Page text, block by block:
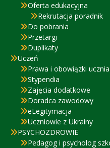
Oferta edukacyjna
Rekrutacja poradnik
Do pobrania
Przetargi
Duplikaty
Uczeń
Prawa i obowiązki ucznia
Stypendia
Zajęcia dodatkowe
Doradca zawodowy
eLegitymacja
Uczniowie z Ukrainy
PSYCHOZDROWIE
Pedagog i psycholog